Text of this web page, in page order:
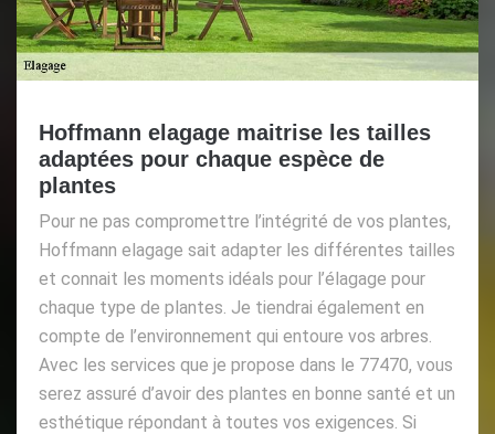
Hoffmann elagage maitrise les tailles
adaptées pour chaque espèce de
plantes
Pour ne pas compromettre l’intégrité de vos plantes,
Hoffmann elagage sait adapter les différentes tailles
et connait les moments idéals pour l’élagage pour
chaque type de plantes. Je tiendrai également en
compte de l’environnement qui entoure vos arbres.
Avec les services que je propose dans le 77470, vous
serez assuré d’avoir des plantes en bonne santé et un
esthétique répondant à toutes vos exigences. Si